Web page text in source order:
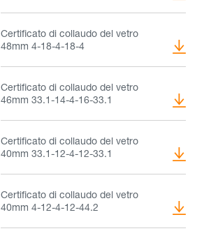
Certificato di collaudo del vetro
48mm 4-18-4-18-4
Certificato di collaudo del vetro
46mm 33.1-14-4-16-33.1
Certificato di collaudo del vetro
40mm 33.1-12-4-12-33.1
Certificato di collaudo del vetro
40mm 4-12-4-12-44.2